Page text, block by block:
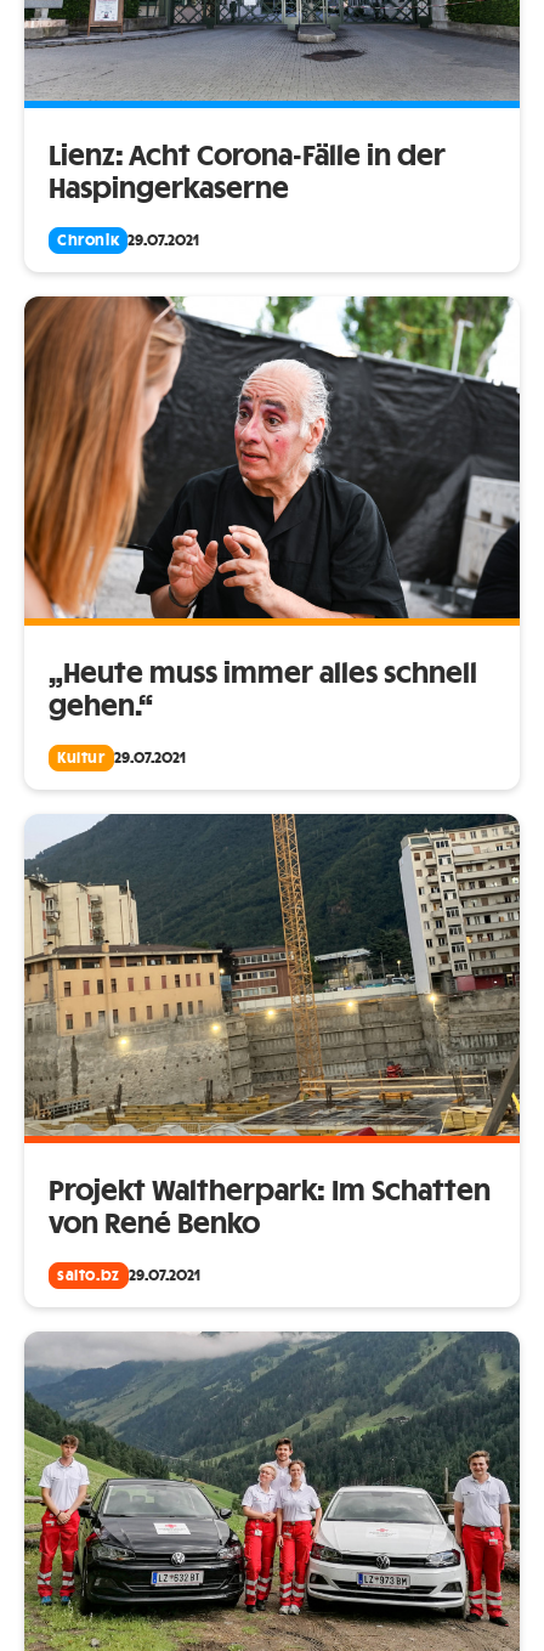
Lienz: Acht Corona-Fälle in der
Haspingerkaserne
Chronik 29.07.2021
„Heute muss immer alles schnell
gehen.“
Kultur 29.07.2021
Projekt Waltherpark: Im Schatten
von René Benko
salto.bz 29.07.2021